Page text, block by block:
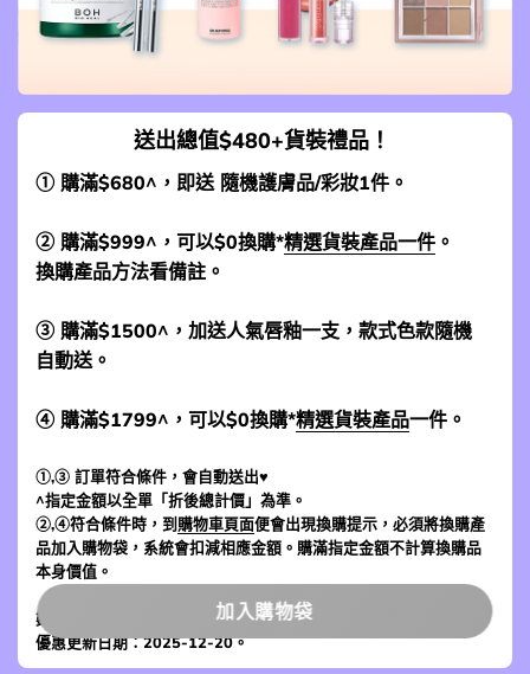
加入購物袋
送出總值$480+貨裝禮品！
① 購滿$680^，即送 隨機護膚品/彩妝1件。
② 購滿$999^，可以$0換購*精選貨裝產品一件 。
換購產品方法看備註。
③ 購滿$1500^，加送人氣唇釉一支，款式色款隨機
自動送。
④ 購滿$1799^，可以$0換購*精選貨裝產品一件。
①,③ 訂單符合條件，會自動送出♥
^指定金額以全單「折後總計價」為準。
②,④符合條件時，到 購物車頁面便會出現換購提示，必須將換購產
品加入購物袋，系統會扣減相應金額。購滿指定金額不計算換購品
本身價值。
數量有數，送完即止。贈品日期或會有偏短情況，不切退換。
優惠更新日期：2025-12-20。